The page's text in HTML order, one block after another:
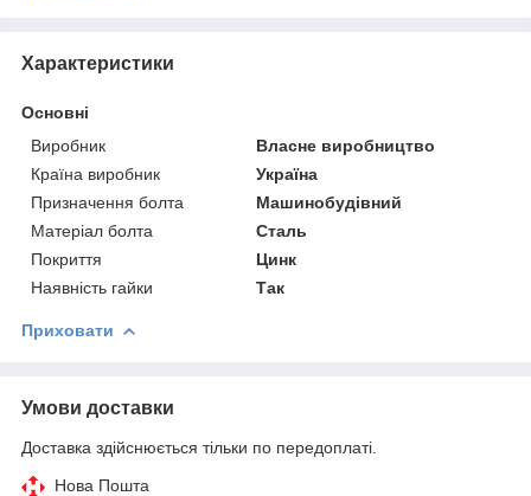
Характеристики
Основні
Виробник
Власне виробництво
Країна виробник
Україна
Призначення болта
Машинобудівний
Матеріал болта
Сталь
Покриття
Цинк
Наявність гайки
Так
Приховати
Умови доставки
Доставка здійснюється тільки по передоплаті.
Нова Пошта